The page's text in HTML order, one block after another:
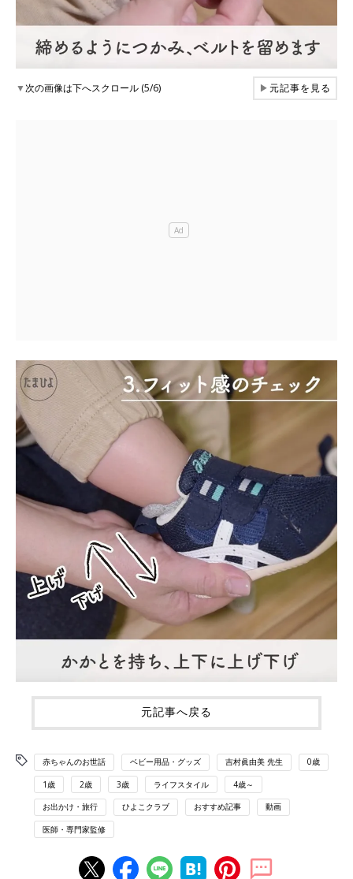
▼次の画像は下へスクロール (5/6) ▶元記事を見る
元記事へ戻る
赤ちゃんのお世話 ベビー用品・グッズ 吉村眞由美 先生 0歳
1歳 2歳 3歳 ライフスタイル 4歳～
お出かけ・旅行 ひよこクラブ おすすめ記事 動画
医師・専門家監修